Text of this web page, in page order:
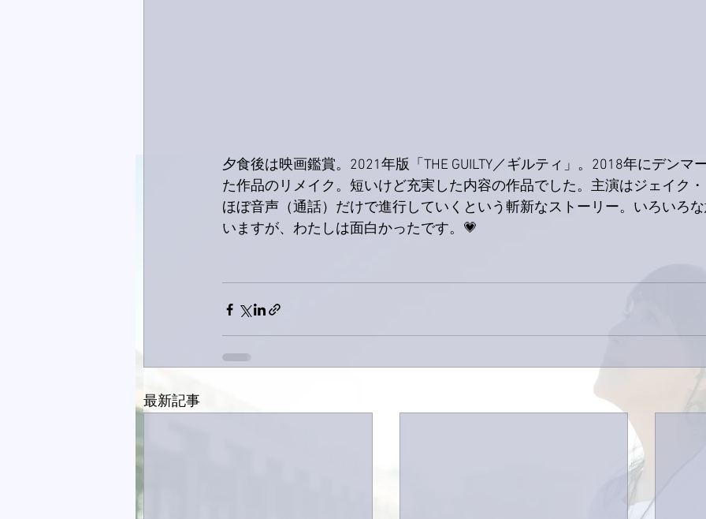
夕食後は映画鑑賞。2021年版「THE GUILTY／ギルティ」。2018年にデンマ
た作品のリメイク。短いけど充実した内容の作品でした。主演はジェイク
ほぼ音声（通話）だけで進行していくという斬新なストーリー。いろいろ
いますが、わたしは面白かったです。💗
最新記事